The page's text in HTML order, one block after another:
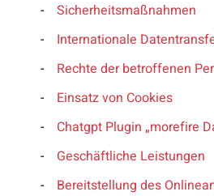
Sicherheitsmaßnahmen
Internationale
Rechte der betroffenen
Einsatz von Cookies
Chatgpt Plugin „morefire
Geschäftliche Leistungen
Bereitstellung des